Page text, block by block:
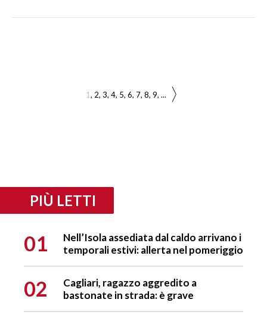
1 2 3 4 5 6 7 8 9 ...
PIÙ LETTI
01
Nell’Isola assediata dal caldo arrivano i
temporali estivi: allerta nel pomeriggio
02
Cagliari, ragazzo aggredito a
bastonate in strada: è grave